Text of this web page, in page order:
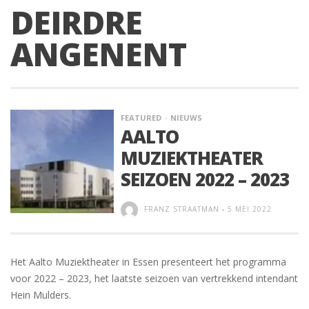
DEIRDRE
ANGENENT
FEATURED NIEUWS
AALTO
MUZIEKTHEATER
SEIZOEN 2022 – 2023
FRANZ STRAATMAN - 5 MEI 2022
Het Aalto Muziektheater in Essen presenteert het programma
voor 2022 – 2023, het laatste seizoen van vertrekkend intendant
Hein Mulders.